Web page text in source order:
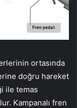
ortasında
doğru hareket
ile temas
Kampanalı fren